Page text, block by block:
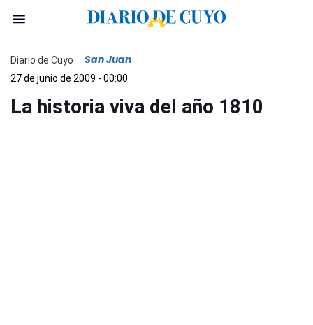
Diario de Cuyo San Juan
27 de junio de 2009 - 00:00
La historia viva del año 1810